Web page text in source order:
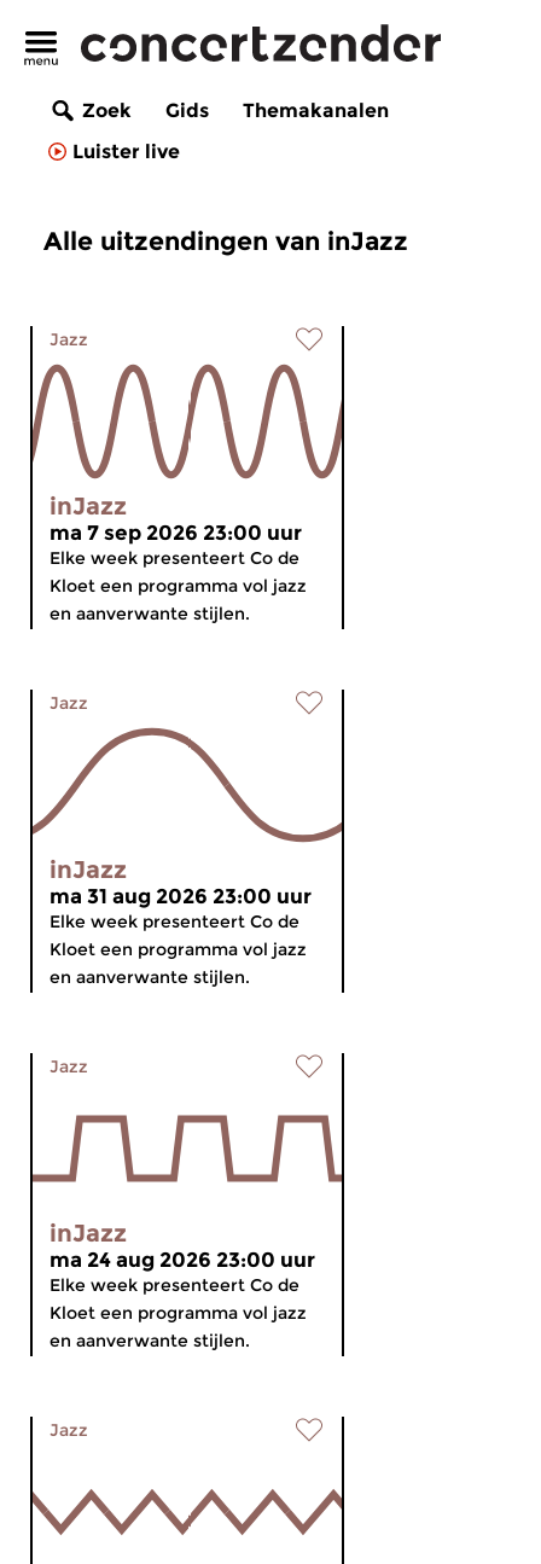
Zoek Gids
Themakanalen
Luister live
Alle uitzendingen van inJazz
Jazz
inJazz
ma 7 sep 2026 23:00 uur
Elke week presenteert Co de
Kloet een programma vol jazz
en aanverwante stijlen.
Jazz
inJazz
ma 31 aug 2026 23:00 uur
Elke week presenteert Co de
Kloet een programma vol jazz
en aanverwante stijlen.
Jazz
inJazz
ma 24 aug 2026 23:00 uur
Elke week presenteert Co de
Kloet een programma vol jazz
en aanverwante stijlen.
Jazz